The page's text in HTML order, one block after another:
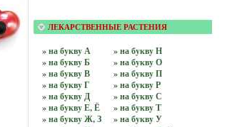
ЛЕКАРСТВЕННЫЕ РАСТЕНИЯ
» на бyквy А
» на бyквy Б
» на бyквy В
» на бyквy Г
» на бyквy Д
» на бyквy Е, Ё
» на бyквy Ж, З
» на бyквy Н
» на бyквy О
» на бyквy П
» на бyквy Р
» на бyквy С
» на бyквy Т
» на бyквy У